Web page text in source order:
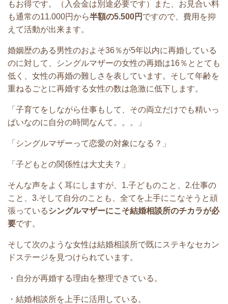
もお得です。（入会金は別途必要です）また、お見合い料
も通常の11.000円から半額の5.500円 ですので、費用を抑
えて活動が出来ます。
婚姻歴のある男性のおよそ36％が5年以内に再婚している
のに対して、シングルマザーの女性の再婚は16％ととても
低く、女性の再婚の難しさを表しています。そして年齢を
重ねるごとに再婚する女性の数は急激に低下します。
「子育てをしながら仕事もして、その両立だけでも精いっ
ぱいなのに自分の時間なんて。。。」
「シングルマザーって恋愛の対象になる？」
「子どもとの関係性は大丈夫？」
そんな声をよく耳にしますが、1.子どものこと、2.仕事の
こと、3.そして自分のことも、全てを上手にこなそうと頑
張っているシングルマザーにこそ結婚相談所のチカラが必
要です。
そして次のような女性は結婚相談所で既にステキなセカン
ドステージを見つけられています。
・自分が再婚する理由を整理できている。
・結婚相談所を上手に活用している。